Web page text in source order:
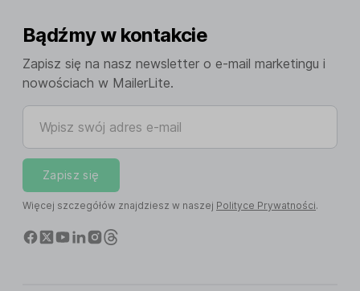
Bądźmy w kontakcie
Zapisz się na nasz newsletter o e-mail marketingu i
nowościach w MailerLite.
Wpisz swój adres e-mail
Zapisz się
Więcej szczegółów znajdziesz w naszej Polityce Prywatności.